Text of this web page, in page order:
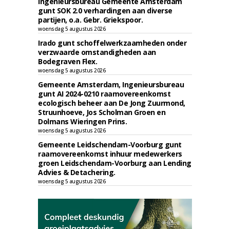
gunt SOK 2.0 verhardingen aan diverse
partijen, o.a. Gebr. Griekspoor.
woensdag 5 augustus 2026
Irado gunt schoffelwerkzaamheden onder
verzwaarde omstandigheden aan
Bodegraven Flex.
woensdag 5 augustus 2026
Gemeente Amsterdam, Ingenieursbureau
gunt AI 2024-0210 raamovereenkomst
ecologisch beheer aan De Jong Zuurmond,
Struunhoeve, Jos Scholman Groen en
Dolmans Wieringen Prins.
woensdag 5 augustus 2026
Gemeente Leidschendam-Voorburg gunt
raamovereenkomst inhuur medewerkers
groen Leidschendam-Voorburg aan Lending
Advies & Detachering.
woensdag 5 augustus 2026